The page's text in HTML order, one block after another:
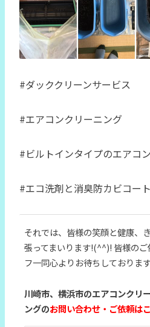
#ダッククリーンサービス
#エアコンクリーニング
#ビルトインタイプのエアコン
#エコ洗剤と消臭防カビコー
それでは、皆様の笑顔と健康、
張ってまいります!(^^)! 皆様の
フ一同心よりお待ちしておりま
川崎市、横浜市のエアコンクリ
ングのお問い合わせ・ご依頼は